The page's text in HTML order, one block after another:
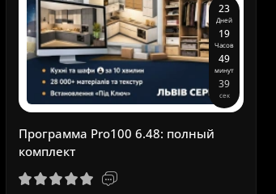
23
Дней
19
Часов
49
минут
38
сек
Программа Pro100 6.48: полный
комплект